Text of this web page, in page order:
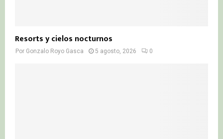
Resorts y cielos nocturnos
Por Gonzalo Royo Gasca 5 agosto, 2026 0